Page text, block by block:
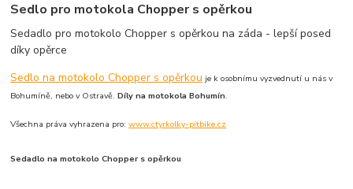
Sedlo pro motokola Chopper s opěrkou
Sedadlo pro motokolo Chopper s opěrkou na záda - lepší posed
díky opěrce
Sedlo na motokolo Chopper s opěrkou je k osobnímu vyzvednutí u nás v
Bohumíně, nebo v Ostravě.Díly na motokola Bohumín.
Všechna práva vyhrazena pro:www.ctyrkolky-pitbike.cz
Sedadlo na motokolo Chopper s opěrkou